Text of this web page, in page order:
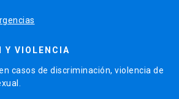
Y VIOLENCIA
casos de discriminación, violencia de